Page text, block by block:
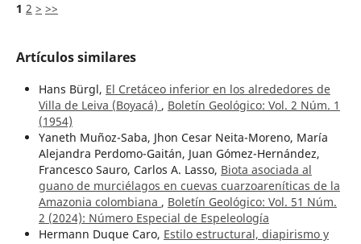
1 2 > >>
Artículos similares
Hans Bürgl, El Cretáceo inferior en los alrededores de
Villa de Leiva (Boyacá) , Boletín Geológico: Vol. 2 Núm. 1
(1954)
Yaneth Muñoz-Saba, Jhon Cesar Neita-Moreno, María
Alejandra Perdomo-Gaitán, Juan Gómez-Hernández,
Francesco Sauro, Carlos A. Lasso, Biota asociada al
guano de murciélagos en cuevas cuarzoareníticas de la
Amazonia colombiana , Boletín Geológico: Vol. 51 Núm.
2 (2024): Número Especial de Espeleología
Hermann Duque Caro, Estilo estructural, diapirismo y